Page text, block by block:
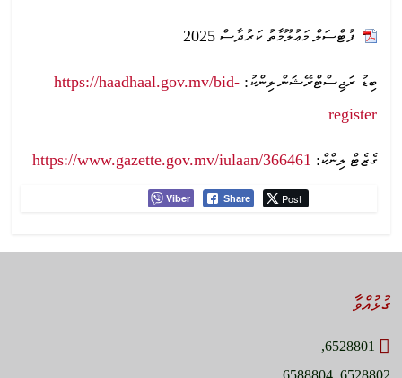
ފުޓްސަލް މަޢުލޫމާތު ކަރުދާސް 2025
ބިޑު ރަޖިސްޓްރޭޝަން ލިންކު:https://haadhaal.gov.mv/bid-
register
ގެޒެޓް ލިންކް: https://www.gazette.gov.mv/iulaan/366461
Viber Share Post
ގުޅުއްވާ
6528801,
6528802, 6588804